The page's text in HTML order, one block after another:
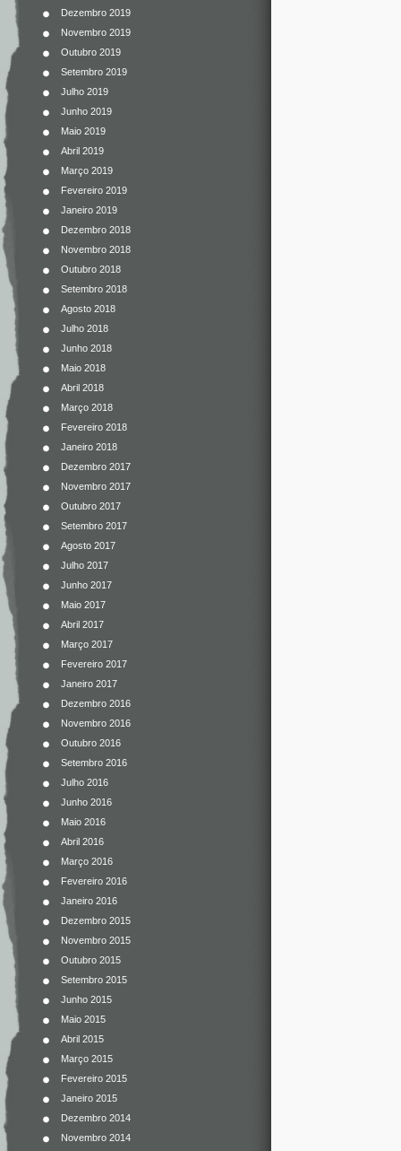
Dezembro 2019
Novembro 2019
Outubro 2019
Setembro 2019
Julho 2019
Junho 2019
Maio 2019
Abril 2019
Março 2019
Fevereiro 2019
Janeiro 2019
Dezembro 2018
Novembro 2018
Outubro 2018
Setembro 2018
Agosto 2018
Julho 2018
Junho 2018
Maio 2018
Abril 2018
Março 2018
Fevereiro 2018
Janeiro 2018
Dezembro 2017
Novembro 2017
Outubro 2017
Setembro 2017
Agosto 2017
Julho 2017
Junho 2017
Maio 2017
Abril 2017
Março 2017
Fevereiro 2017
Janeiro 2017
Dezembro 2016
Novembro 2016
Outubro 2016
Setembro 2016
Julho 2016
Junho 2016
Maio 2016
Abril 2016
Março 2016
Fevereiro 2016
Janeiro 2016
Dezembro 2015
Novembro 2015
Outubro 2015
Setembro 2015
Junho 2015
Maio 2015
Abril 2015
Março 2015
Fevereiro 2015
Janeiro 2015
Dezembro 2014
Novembro 2014